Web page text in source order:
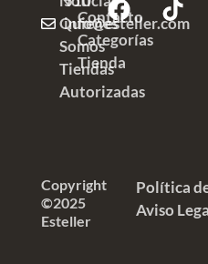
info@esteller.com
Quienes
Somos
Tiendas
Autorizadas
Contacto
Categorías
Tienda
Copyright
©2025
Esteller
Política
Aviso